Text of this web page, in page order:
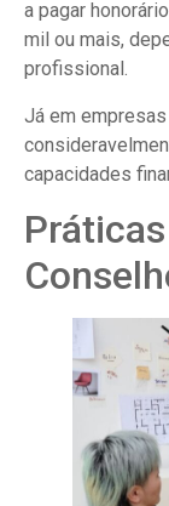
a pagar
mil ou mais,
profissional.
Já em
capacidades